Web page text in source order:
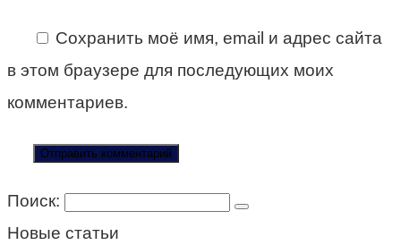
Сохранить моё имя, email и адрес сайта
в этом браузере для последующих моих
комментариев.
Поиск:
Новые статьи